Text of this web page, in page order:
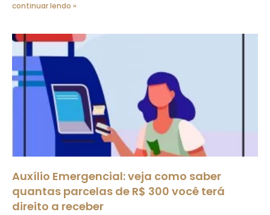
continuar lendo »
Auxílio Emergencial: veja como saber
quantas parcelas de R$ 300 você terá
direito a receber